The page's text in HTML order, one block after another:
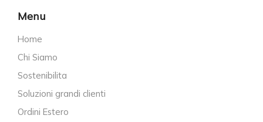
Menu
Home
Chi Siamo
Sostenibilita
Soluzioni grandi clienti
Ordini Estero